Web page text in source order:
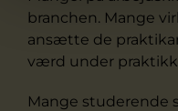
branchen. Mange
ansætte de
værd under
Mange studerende